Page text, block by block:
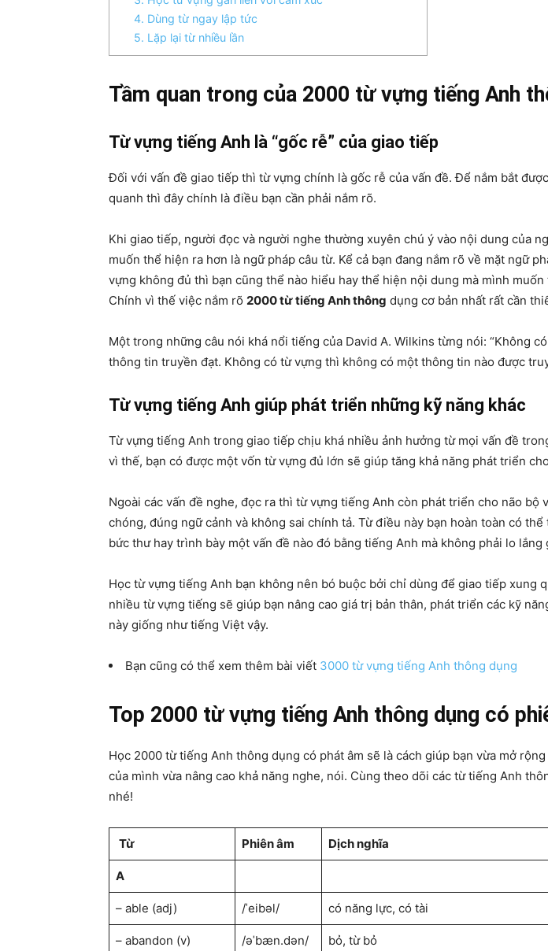
4. Dùng từ ngay lập tức
5. Lặp lại từ nhiều lần
Tầm quan trong của 2000 từ vựng tiếng Anh
Từ vựng tiếng Anh là “gốc rễ” của giao tiếp
Đối với vấn đề giao tiếp thì từ vựng chính là gốc rễ của vấn đề. Để nắm bắt
quanh thì đây chính là điều bạn cần phải nắm rõ.
Khi giao tiếp, người đọc và người nghe thường xuyên chú ý vào nội dung của
muốn thể hiện ra hơn là ngữ pháp câu từ. Kể cả bạn đang nắm rõ về mặt ngữ
vựng không đủ thì bạn cũng thể nào hiểu hay thể hiện nội dung mà mình
Chính vì thế việc nắm rõ 2000 từ tiếng Anh thông dụng cơ bản nhất rất cần
Một trong những câu nói khá nổi tiếng của David A. Wilkins từng nói: “Không
thông tin truyền đạt. Không có từ vựng thì không có một thông tin nào được
Từ vựng tiếng Anh giúp phát triển những kỹ năng khác
Từ vựng tiếng Anh trong giao tiếp chịu khá nhiều ảnh hưởng từ mọi vấn đề
vì thế, bạn có được một vốn từ vựng đủ lớn sẽ giúp tăng khả năng phát triển
Ngoài các vấn đề nghe, đọc ra thì từ vựng tiếng Anh còn phát triển cho não bộ
chóng, đúng ngữ cảnh và không sai chính tả. Từ điều này bạn hoàn toàn có
bức thư hay trình bày một vấn đề nào đó bằng tiếng Anh mà không phải lo lắng
Học từ vựng tiếng Anh bạn không nên bó buộc bởi chỉ dùng để giao tiếp xung
nhiều từ vựng tiếng sẽ giúp bạn nâng cao giá trị bản thân, phát triển các kỹ
này giống như tiếng Việt vậy.
Bạn cũng có thể xem thêm bài viết 3000 từ vựng tiếng Anh thông dụng
Top 2000 từ vựng tiếng Anh thông dụng có
Học 2000 từ tiếng Anh thông dụng có phát âm sẽ là cách giúp bạn vừa mở
của mình vừa nâng cao khả năng nghe, nói. Cùng theo dõi các từ tiếng Anh
nhé!
Từ Phiên âm Dịch nghĩa
A
– able (adj) /ˈeibəl/ có năng lực, có tài
– abandon (v) /əˈbæn.dən/ bỏ, từ bỏ